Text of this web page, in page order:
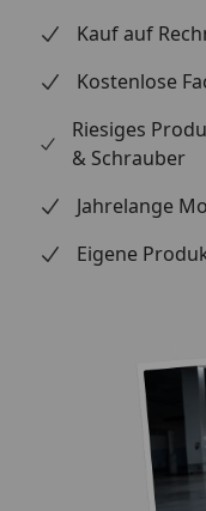
Kauf auf
Kostenlose
Riesiges
& Schrauber
Jahrelange
Eigene